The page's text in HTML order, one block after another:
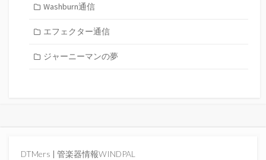
Washburn通信
エフェクター通信
ジャーニーマンの夢
DTMers | 管楽器情報WINDPAL